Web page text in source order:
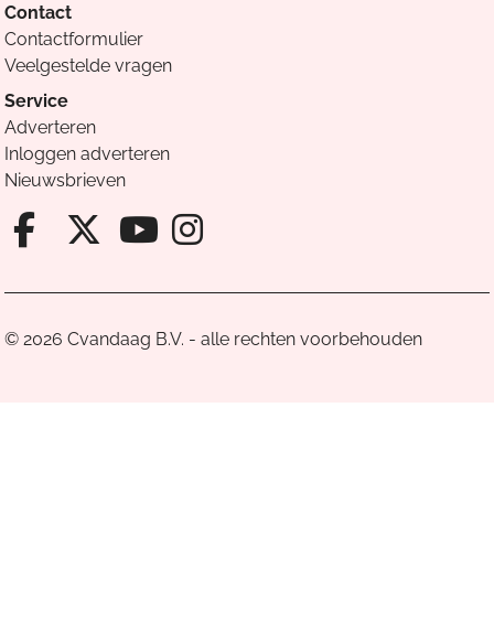
Contact
Contactformulier
Veelgestelde vragen
Service
Adverteren
Inloggen adverteren
Nieuwsbrieven
Facebook van Cvandaag
X van Cvandaag
Instagram van
© 2026 Cvandaag B.V. - alle rechten voorbehouden